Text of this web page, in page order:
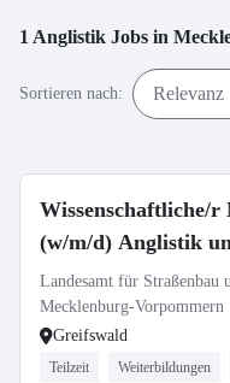
1 Anglistik Jobs in
Sortieren nach: Relevanz
Wissenschaftliche/
(w/m/d) Anglistik
Landesamt für Straßenbau
Mecklenburg-Vorpommern
Greifswald
Teilzeit Weiterbildungen